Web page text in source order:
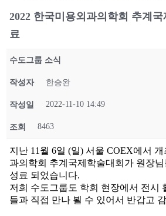
2022 한국미용외과의학회 추계
료
수도그룹 소식
작성자 한승완
작성일 2022-11-10 14:49
조회 8463
지난 11월 6일 (일) 서울 COEX에서 개
과의학회 추계국제학술대회가 원장
성료 되었습니다.
저희 수도그룹도 학회 현장에서 전시
들과 직접 만나 뵐 수 있어서 반갑고